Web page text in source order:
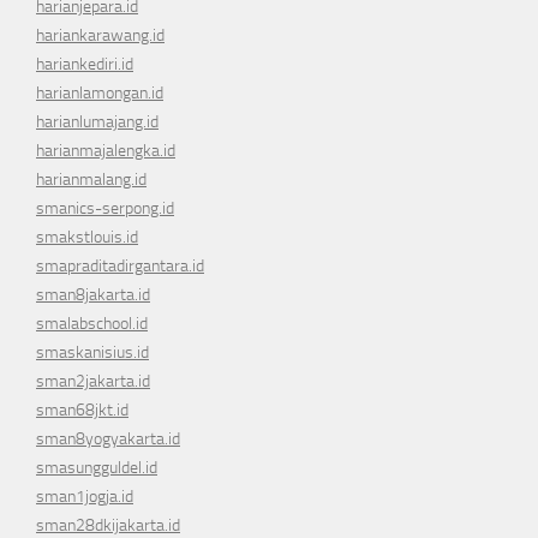
harianjepara.id
hariankarawang.id
hariankediri.id
harianlamongan.id
harianlumajang.id
harianmajalengka.id
harianmalang.id
smanics-serpong.id
smakstlouis.id
smapraditadirgantara.id
sman8jakarta.id
smalabschool.id
smaskanisius.id
sman2jakarta.id
sman68jkt.id
sman8yogyakarta.id
smasungguldel.id
sman1jogja.id
sman28dkijakarta.id